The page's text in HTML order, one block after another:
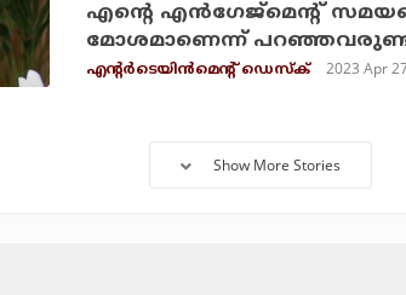
എന്റെ എന്‍ഗേജ്‌മെന്റ്
മോശമാണെന്ന്
എന്റര്‍ടെയിന്‍മെന്റ് ഡെസ്‌ക് 2023 Apr
Show More Stories